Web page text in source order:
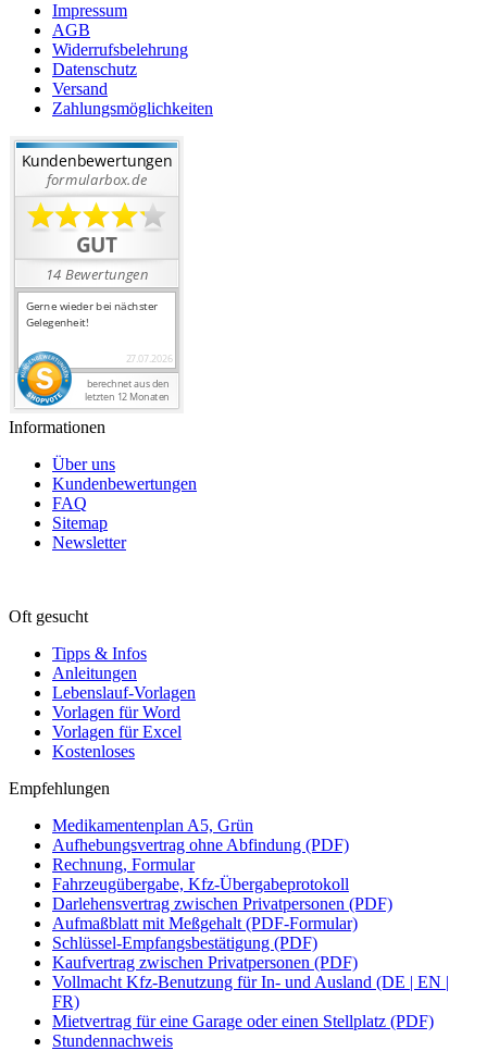
Impressum
AGB
Widerrufsbelehrung
Datenschutz
Versand
Zahlungsmöglichkeiten
Informationen
Über uns
Kundenbewertungen
FAQ
Sitemap
Newsletter
Oft gesucht
Tipps & Infos
Anleitungen
Lebenslauf-Vorlagen
Vorlagen für Word
Vorlagen für Excel
Kostenloses
Empfehlungen
Medikamentenplan A5, Grün
Aufhebungsvertrag ohne Abfindung (PDF)
Rechnung, Formular
Fahrzeugübergabe, Kfz-Übergabeprotokoll
Darlehensvertrag zwischen Privatpersonen (PDF)
Aufmaßblatt mit Meßgehalt (PDF-Formular)
Schlüssel-Empfangsbestätigung (PDF)
Kaufvertrag zwischen Privatpersonen (PDF)
Vollmacht Kfz-Benutzung für In- und Ausland (DE | EN |
FR)
Mietvertrag für eine Garage oder einen Stellplatz (PDF)
Stundennachweis